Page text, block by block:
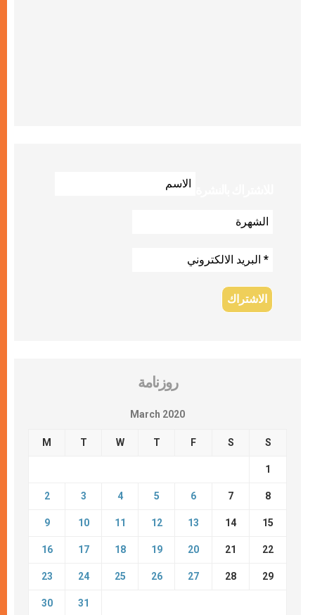
روزنامة
March 2020
M T W T F S S
1
2 3 4 5 6 7 8
9 10 11 12 13 14 15
16 17 18 19 20 21 22
23 24 25 26 27 28 29
30 31